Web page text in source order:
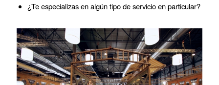
¿Te especializas en algún tipo de servicio en particular?